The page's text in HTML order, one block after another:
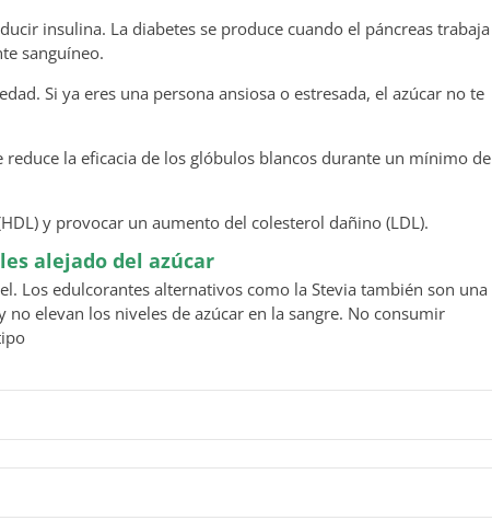
insulina. La diabetes se produce cuando el páncreas trabaja
sanguíneo.
Si ya eres una persona ansiosa o estresada, el azúcar no te
la eficacia de los glóbulos blancos durante un mínimo de
y provocar un aumento del colesterol dañino (LDL).
alejado del azúcar
Los edulcorantes alternativos como la Stevia también son una
elevan los niveles de azúcar en la sangre. No consumir